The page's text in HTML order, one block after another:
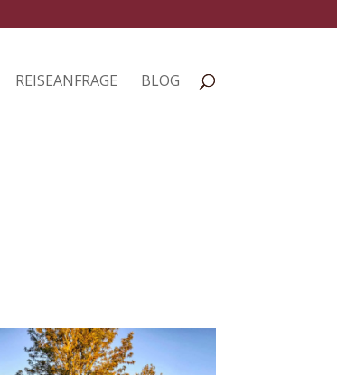
REISEANFRAGE BLOG